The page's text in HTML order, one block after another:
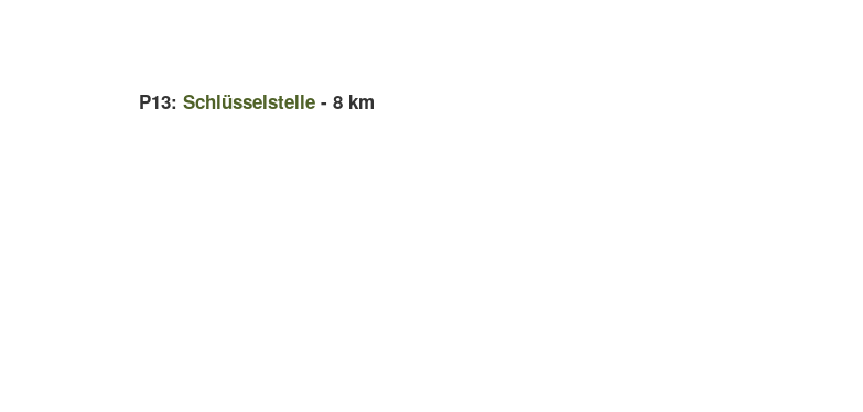
P13: Schlüsselstelle - 8 km